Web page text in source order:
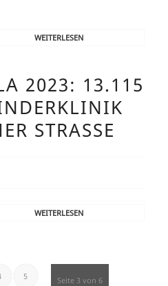
WEITERLESEN
2023: 13.115
STRASSE
WEITERLESEN
Seite 3 von 6
5